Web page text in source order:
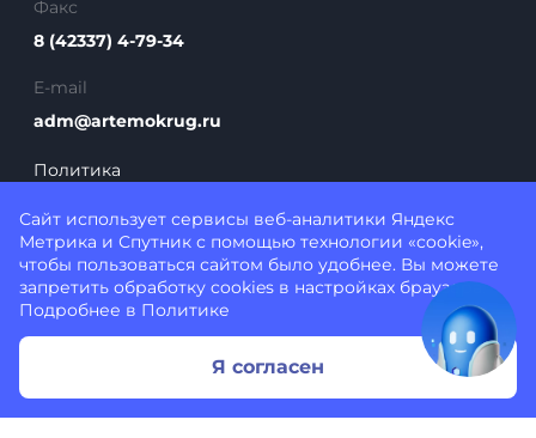
Факс
8 (42337) 4-79-34
E-mail
adm@artemokrug.ru
Политика
конфиденциальности
692760, Приморский край, г. Артем, ул. Кирова, д.
Сайт использует сервисы веб-аналитики Яндекс
Метрика и Спутник с помощью технологии «cookie»,
чтобы пользоваться сайтом было удобнее. Вы можете
запретить обработку cookies в настройках браузера.
Подробнее в Политике
Я согласен